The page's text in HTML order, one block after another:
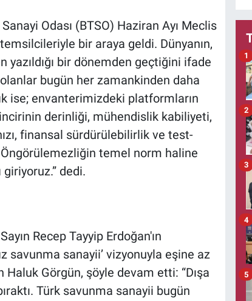
Odası (BTSO) Haziran Ayı Meclis
temsilcileriyle bir araya geldi. Dünyanın,
bir dönemden geçtiğini ifade
bugün her zamankinden daha
ise; envanterimizdeki platformların
derinliği, mühendislik kabiliyeti,
finansal sürdürülebilirlik ve test-
temel norm haline
dedi.
Recep Tayyip Erdoğan'ın
savunma sanayii’ vizyonuyla eşine az
Görgün, şöyle devam etti: “Dışa
Türk savunma sanayii bugün
1
2
3
4
5